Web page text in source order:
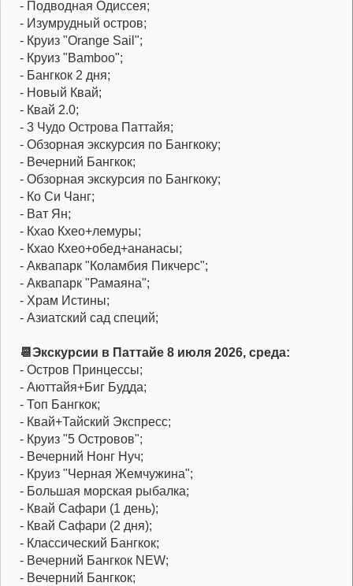
- Подводная Одиссея;
- Изумрудный остров;
- Круиз "Orange Sail";
- Круиз "Bamboo";
- Бангкок 2 дня;
- Новый Квай;
- Квай 2.0;
- 3 Чудо Острова Паттайя;
- Обзорная экскурсия по Бангкоку;
- Вечерний Бангкок;
- Обзорная экскурсия по Бангкоку;
- Ко Си Чанг;
- Ват Ян;
- Кхао Кхео+лемуры;
- Кхао Кхео+обед+ананасы;
- Аквапарк "Коламбия Пикчерс";
- Аквапарк "Рамаяна";
- Храм Истины;
- Азиатский сад специй;
📆Экскурсии в Паттайе 8 июля 2026, среда:
- Остров Принцессы;
- Аюттайя+Биг Будда;
- Топ Бангкок;
- Квай+Тайский Экспресс;
- Круиз "5 Островов";
- Вечерний Нонг Нуч;
- Круиз "Черная Жемчужина";
- Большая морская рыбалка;
- Квай Сафари (1 день);
- Квай Сафари (2 дня);
- Классический Бангкок;
- Вечерний Бангкок NEW;
- Вечерний Бангкок;